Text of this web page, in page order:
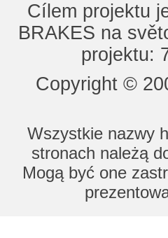
Cílem projektu
BRAKES na
projektu:
Copyright ©
Wszystkie nazwy
stronach należą
Mogą być one